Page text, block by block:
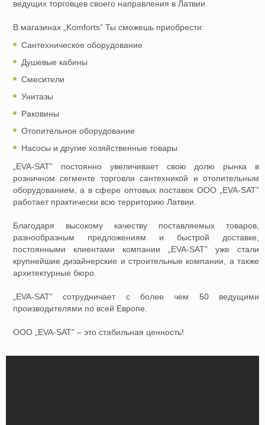
ведущих торговцев своего направления в Латвии.
В магазинах „Komforts” Ты сможешь приобрести:
Сантехническое оборудование
Душевые кабины
Смесители
Унитазы
Раковины
Отопительное оборудование
Насосы и другие хозяйственные товары
„EVA-SAT” постоянно увеличивает свою долю рынка в
розничном сегменте торговли сантехникой и отопительным
оборудованием, а в сфере оптовых поставок ООО „EVA-SAT”
работает практически всю территорию Латвии.
Благодаря высокому качеству поставляемых товаров,
разнообразным предложениям и быстрой доставке,
постоянными клиентами компании „EVA-SAT” уже стали
крупнейшие дизайнерские и строительные компании, а также
архитектурные бюро.
„EVA-SAT” сотрудничает с более чем 50 ведущими
производителями по всей Европе.
ООО „EVA-SAT” – это стабильная ценность!